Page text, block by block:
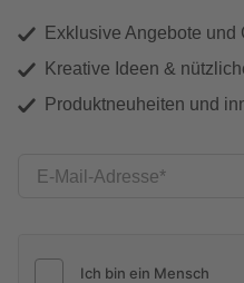
Exklusive Angebote und
Kreative Ideen &
Produktneuheiten und
E-Mail-Adresse